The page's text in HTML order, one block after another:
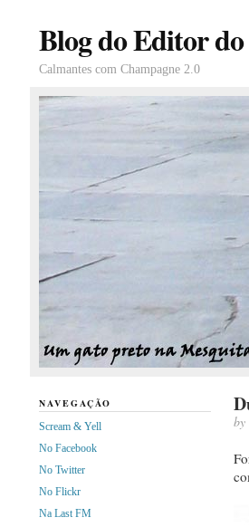
Blog do Editor
Calmantes com Champagne 2.0
by
NAVEGAÇÃO
Scream & Yell
No Facebook
No Twitter
No Flickr
Na Last FM